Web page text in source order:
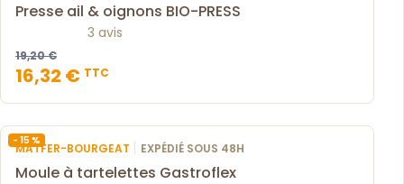
Presse ail & oignons BIO-PRESS
3 avis
19,20 €
16,32 € TTC
- 15 %
MATFER-BOURGEAT | EXPÉDIÉ SOUS 48H
Moule à tartelettes Gastroflex